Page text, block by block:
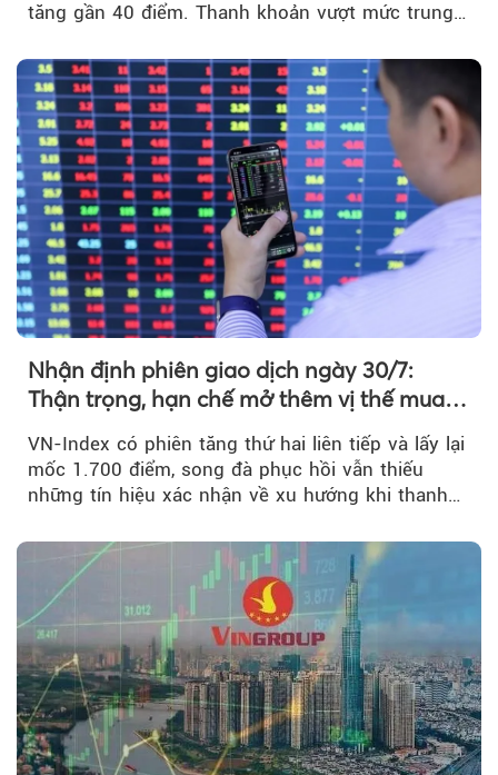
tăng gần 40 điểm. Thanh khoản vượt mức trung
Nhận định phiên giao dịch ngày 30/7:
Thận trọng, hạn chế mở thêm vị thế mua
VN-Index có phiên tăng thứ hai liên tiếp và lấy lại
mốc 1.700 điểm, song đà phục hồi vẫn thiếu
những tín hiệu xác nhận về xu hướng khi thanh